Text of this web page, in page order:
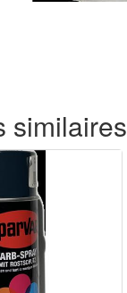
similaires